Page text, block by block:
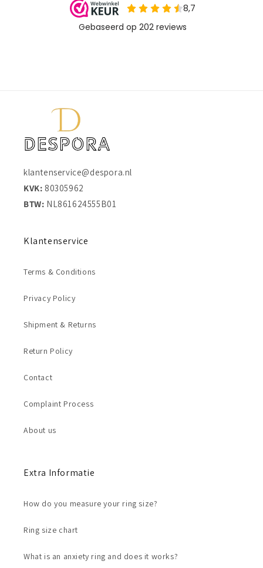
klantenservice@despora.nl
KVK: 80305962
BTW: NL861624555B01
Klantenservice
Terms & Conditions
Privacy Policy
Shipment & Returns
Return Policy
Contact
Complaint Process
About us
Extra Informatie
How do you measure your ring size?
Ring size chart
What is an anxiety ring and does it works?